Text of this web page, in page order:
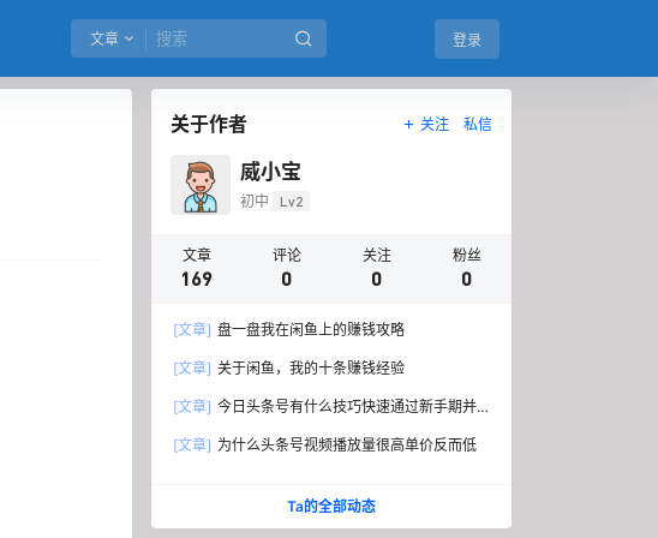
文章 登录
关于作者 关注 私信
威小宝
初中 Lv2
文章
169
评论
0
关注
0
粉丝
0
[文章] 盘一盘我在闲鱼上的赚钱攻略
[文章] 关于闲鱼，我的十条赚钱经验
[文章] 今日头条号有什么技巧快速通过新手期并
[文章] 为什么头条号视频播放量很高单价反而低
Ta的全部动态